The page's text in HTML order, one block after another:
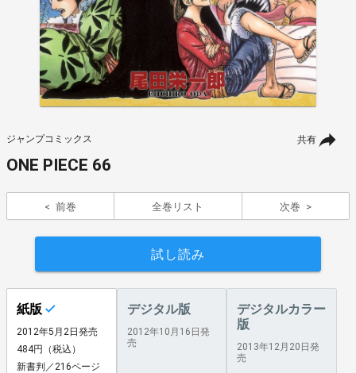
共有
ジャンプコミックス
ONE PIECE 66
前巻 全巻リスト 次巻
試し読み
紙版
2012年5月2日発売
484円（税込）
新書判／216ページ
デジタル版
2012年10月16日発
売
デジタルカラー
版
2013年12月20日発
売